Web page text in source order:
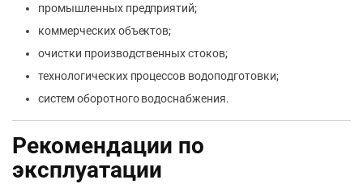
промышленных предприятий;
коммерческих объектов;
очистки производственных стоков;
технологических процессов водоподготовки;
систем оборотного водоснабжения.
Рекомендации по
эксплуатации